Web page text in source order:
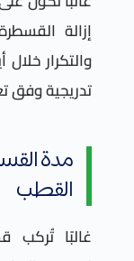
إزالة
والتكرار
تدريجية وفق
مدة
القطب
غالبًا تُركب